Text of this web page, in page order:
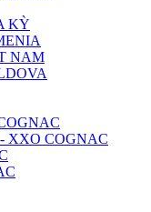
KỲ
NAM
XXO COGNAC